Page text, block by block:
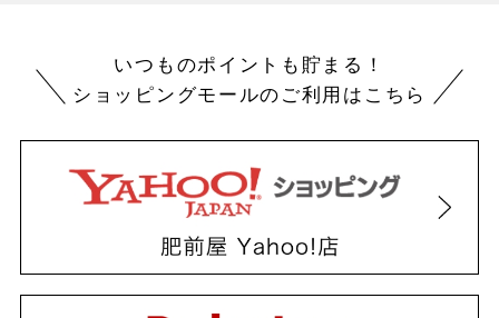
いつものポイントも貯まる！
ショッピングモールのご利用はこちら